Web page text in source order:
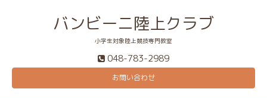
バンビーニ陸上クラブ
小学生対象陸上競技専門教室
048-783-2989
お問い合わせ